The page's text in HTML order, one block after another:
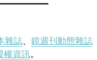
雜誌、 鏡週刊動態雜誌
權資訊。